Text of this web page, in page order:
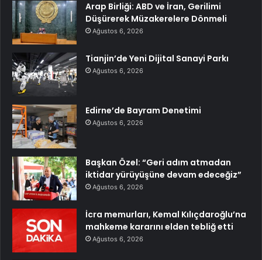
Arap Birliği: ABD ve İran, Gerilimi
Düşürerek Müzakerelere Dönmeli
Ağustos 6, 2026
Tianjin’de Yeni Dijital Sanayi Parkı
Ağustos 6, 2026
Edirne’de Bayram Denetimi
Ağustos 6, 2026
Başkan Özel: “Geri adım atmadan
iktidar yürüyüşüne devam edeceğiz”
Ağustos 6, 2026
İcra memurları, Kemal Kılıçdaroğlu’na
mahkeme kararını elden tebliğ etti
Ağustos 6, 2026